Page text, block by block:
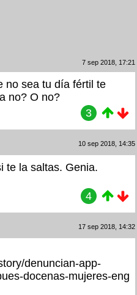
7 sep 2018, 17:21
no sea tu día fértil te
no? O no?
3
10 sep 2018, 14:35
te la saltas. Genia.
4
17 sep 2018, 14:32
denuncian-app-
docenas-mujeres-eng